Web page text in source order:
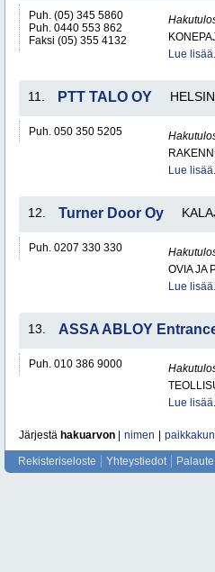
Puh. (05) 345 5860
Puh. 0440 553 862
Faksi (05) 355 4132
Lue
11. PTT TALO OY
Puh. 050 350 5205
Lue
12. Turner Door Oy
Puh. 0207 330 330
OVIA JA
Lue
13. ASSA ABLOY
Puh. 010 386 9000
Lue
Järjestä hakuarvon nimen
Rekisteriseloste Yhteystiedot Palaute